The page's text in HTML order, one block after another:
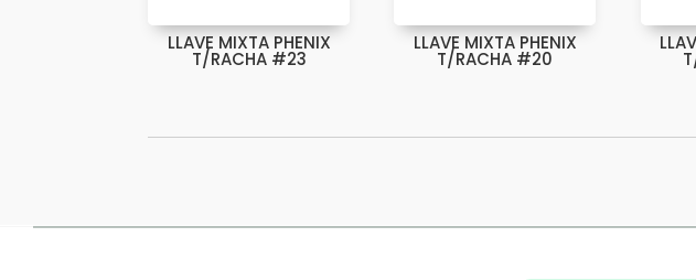
LLAVE MIXTA PHENIX
T/RACHA #23
LLAVE MIXTA PHENIX
T/RACHA #20